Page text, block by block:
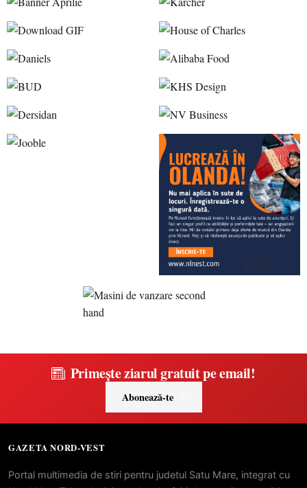
Primește ziarul gratuit pe email!
Abonează-te
GAZETA NORD-VEST
Portal multimedia de stiri pentru judetul Satu Mare, integrat cu